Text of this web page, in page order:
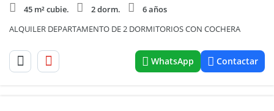
45 m² cubie.
2 dorm.
6 años
ALQUILER DEPARTAMENTO DE 2 DORMITORIOS CON COCHERA
WhatsApp Contactar